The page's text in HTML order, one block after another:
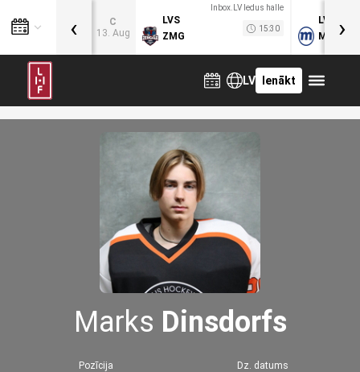
C
13. Aug
Inbox.LV ledus halle
LVS
ZMG
15:30
LVB
MOG
‹ ›
LV Ienākt
Marks Dinsdorfs
Pozīcija Dz. datums